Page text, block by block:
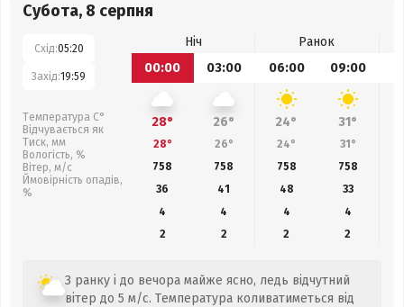
Субота, 8 серпня
Схід:05:20
Захід:19:59
Температура С°
Відчувається як
Тиск, мм
Вологість, %
Вітер, м/с
Ймовірність опадів,
%
Ніч
Ранок
00:00
03:00 06:00 09:00
28° 26° 24° 31°
28° 26° 24° 31°
758
758 758 758
36
41 48 33
4
4 4
4
2
2 2 2
З ранку і до вечора майже ясно, ледь відчутний
вітер до 5 м/с. Температура коливатиметься від